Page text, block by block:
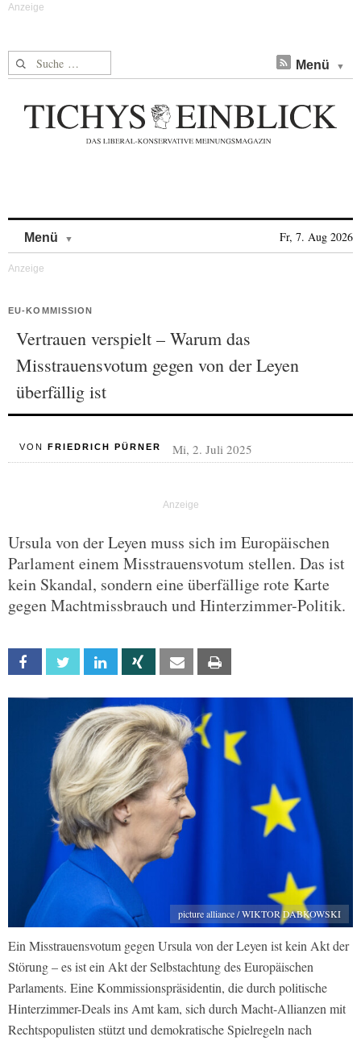
Suche nach: Menü
Menü Fr, 7. Aug 2026
EU-KOMMISSION
Vertrauen verspielt – Warum das
Misstrauensvotum gegen von der Leyen
überfällig ist
VON FRIEDRICH PÜRNER Mi, 2. Juli 2025
Ursula von der Leyen muss sich im Europäischen
Parlament einem Misstrauensvotum stellen. Das ist
kein Skandal, sondern eine überfällige rote Karte
gegen Machtmissbrauch und Hinterzimmer-Politik.
Facebook Twitter Linkedin Xing Email
picture alliance / WIKTOR DABKOWSKI
Ein Misstrauensvotum gegen Ursula von der Leyen ist kein Akt der
Störung – es ist ein Akt der Selbstachtung des Europäischen
Parlaments. Eine Kommissionspräsidentin, die durch politische
Hinterzimmer-Deals ins Amt kam, sich durch Macht-Allianzen mit
Rechtspopulisten stützt und demokratische Spielregeln nach